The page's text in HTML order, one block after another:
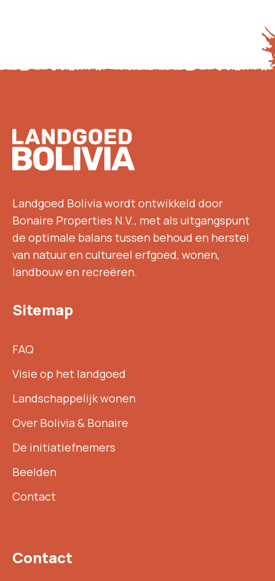
Footer
Landgoed Bolivia wordt ontwikkeld door
Bonaire Properties N.V., met als uitgangspunt
de optimale balans tussen behoud en herstel
van natuur en cultureel erfgoed, wonen,
landbouw en recreëren.
Sitemap
FAQ
Visie op het landgoed
Landschappelijk wonen
Over Bolivia & Bonaire
De initiatiefnemers
Beelden
Contact
Contact